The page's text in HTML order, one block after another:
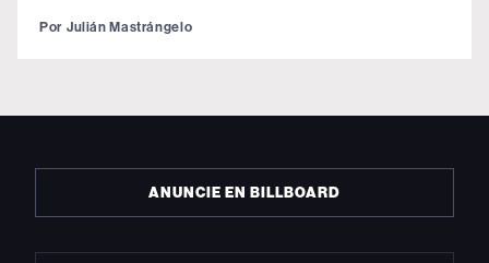
Por Julián Mastrángelo
ANUNCIE EN BILLBOARD